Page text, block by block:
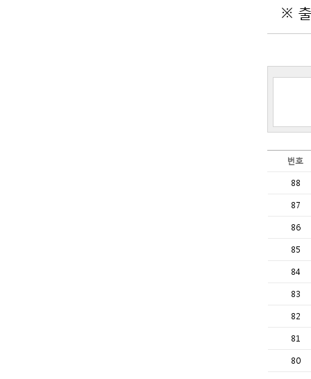
※
번호
88
87
86
85
84
83
82
81
80